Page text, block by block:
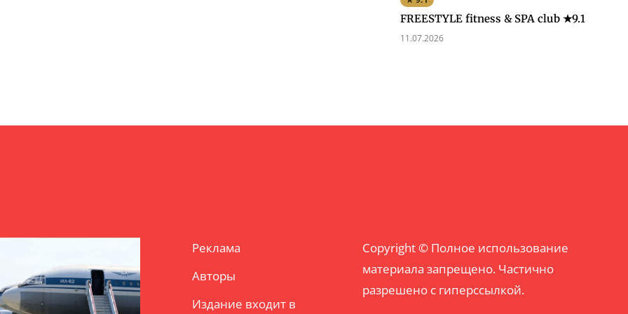
FREESTYLE fitness & SPA club ★9.1
11.07.2026
Реклама
Авторы
Издание входит в
Copyright © Полное использование
материала запрещено. Частично
разрешено с гиперссылкой.